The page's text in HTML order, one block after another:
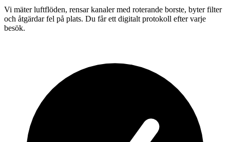
Vi mäter luftflöden, rensar kanaler med roterande borste, byter filter
och åtgärdar fel på plats. Du får ett digitalt protokoll efter varje
besök.